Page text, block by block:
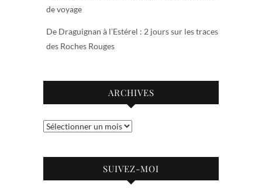
de voyage
De Draguignan à l’Estérel : 2 jours sur les traces
des Roches Rouges
ARCHIVES
Archives
SUIVEZ-MOI